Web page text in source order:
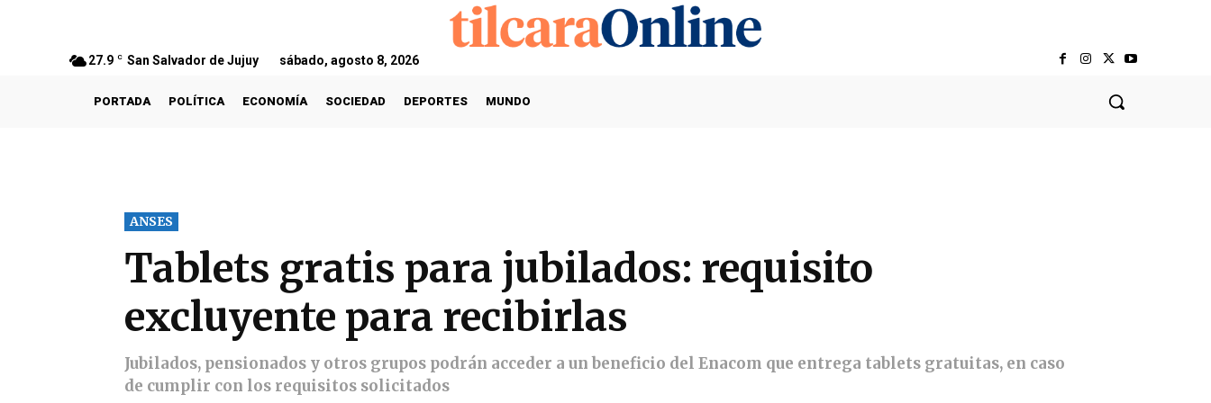
27.9 C San Salvador de Jujuy sábado, agosto 8, 2026
PORTADA POLÍTICA ECONOMÍA SOCIEDAD DEPORTES MUNDO
ANSES
Tablets gratis para jubilados: requisito
excluyente para recibirlas
Jubilados, pensionados y otros grupos podrán acceder a un beneficio del Enacom que entrega tablets gratuitas, en caso
de cumplir con los requisitos solicitados